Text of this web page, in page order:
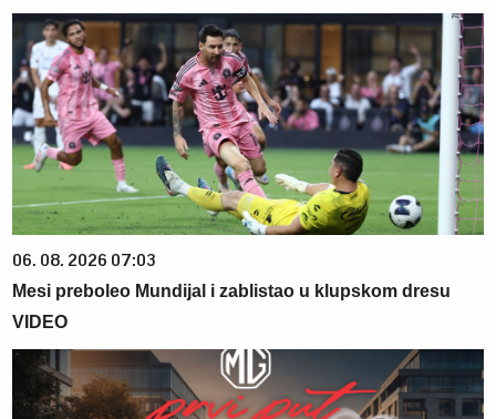
06. 08. 2026 07:03
Mesi preboleo Mundijal i zablistao u klupskom dresu
VIDEO